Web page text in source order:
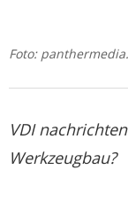
Foto:
VDI
Werkzeugbau?